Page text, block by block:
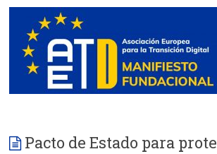
Pacto de Estado para